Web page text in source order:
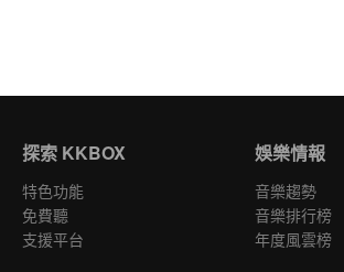
探索 KKBOX
特色功能
免費聽
支援平台
娛樂情報
音樂趨勢
音樂排行榜
年度風雲榜